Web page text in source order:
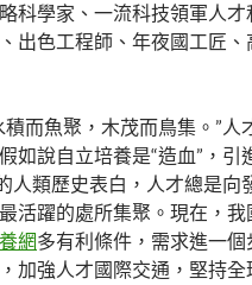
科學家、一流科技領軍人才
出色工程師、年夜國工匠、
而魚聚，木茂而鳥集。”人
如說自立培養是“造血”，引
人類歷史表白，人才總是向
活躍的處所集聚。現在，我
網多有利條件，需求進一個
加強人才國際交通，堅持